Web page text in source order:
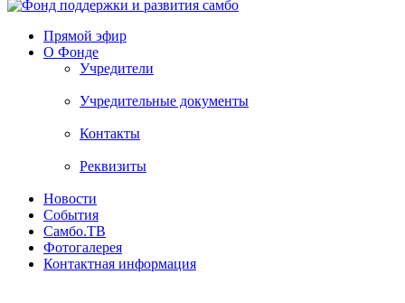
Прямой эфир
О Фонде
Учредители
Учредительные документы
Контакты
Реквизиты
Новости
События
Самбо.ТВ
Фотогалерея
Контактная информация